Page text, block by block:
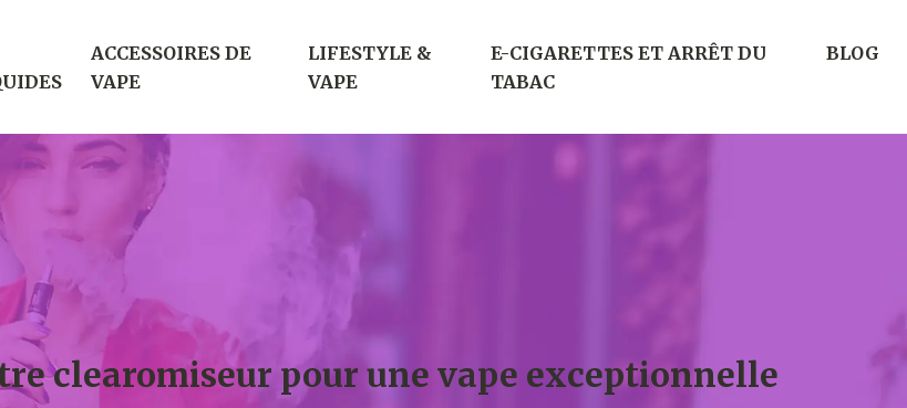
ACCESSOIRES DE
VAPE
LIFESTYLE &
VAPE
E-CIGARETTES ET ARRÊT DU
TABAC
BLOG
clearomiseur pour une vape exceptionnelle